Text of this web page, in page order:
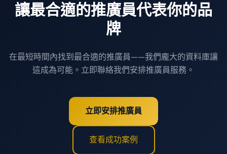
讓最合適的推廣員代表你的品
牌
在最短時間內找到最合適的推廣員——我們龐大的資料庫讓
這成為可能。立即聯絡我們安排推廣員服務。
立即安排推廣員
查看成功案例